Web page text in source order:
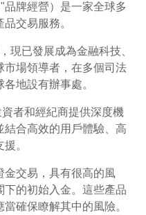
牌經營）是一家全球多
交易服務。
現已發展成為金融科技、
市場領導者，在多個司法
地設有辦事處。
者和經紀商提供深度機
合高效的用戶體驗、高
。
金交易，具有很高的風
下的初始入金。這些產品
確保瞭解其中的風險。